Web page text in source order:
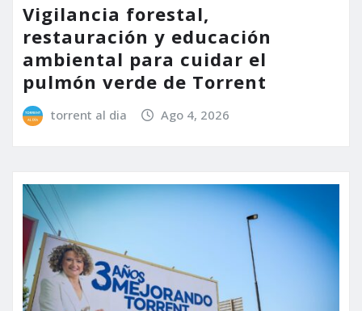
Vigilancia forestal,
restauración y educación
ambiental para cuidar el
pulmón verde de Torrent
torrent al dia Ago 4, 2026